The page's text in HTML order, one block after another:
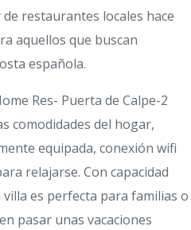
restaurantes locales hace
aquellos que buscan
española.
Res- Puerta de Calpe-2
comodidades del hogar,
equipada, conexión wifi
relajarse. Con capacidad
es perfecta para familias o
pasar unas vacaciones